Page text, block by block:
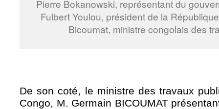
Pierre Bokanowski, représentant du
Fulbert Youlou, président de la
Bicoumat, ministre congolais des
De son coté, le ministre des travaux
Congo, M. Germain BICOUMAT